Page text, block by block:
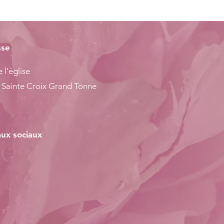
l'église
Sainte Croix Grand Tonne
sociaux